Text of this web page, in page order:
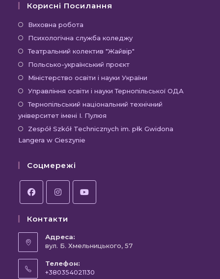
Корисні Посилання
Виховна робота
Психологічна служба коледжу
Театральний колектив "Жайвір"
Польсько-український проєкт
Міністерство освіти і науки України
Управління освіти і науки Тернопільської ОДА
Тернопільський національний технічний
університет імені І. Пулюя
Zespół Szkół Technicznych im. płk Gwidona
Langera w Cieszynie
Соцмережі
Контакти
Адреса:
вул. Б. Хмельницького, 57
Телефон:
+380354021130